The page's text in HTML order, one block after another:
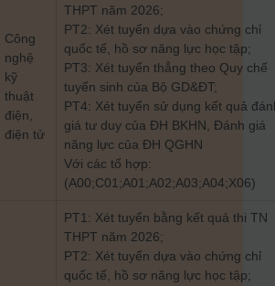
Công
nghệ
kỹ
thuật
điện,
điện tử
THPT năm 2026;
PT2: Xét tuyển dựa vào chứng chỉ
quốc tế, hồ sơ năng lực học tập;
PT3: Xét tuyển thẳng theo Quy chế
tuyển sinh của Bộ GD&ĐT;
PT4: Xét tuyển sử dụng kết quả
giá tư duy của ĐH BKHN, Đánh giá
năng lực của ĐH QGHN
Với các tổ hợp:
(A00;C01;A01;A02;A03;A04;X06)
PT1: Xét tuyển bằng kết quả thi TN
THPT năm 2026;
PT2: Xét tuyển dựa vào chứng chỉ
quốc tế, hồ sơ năng lực học tập;